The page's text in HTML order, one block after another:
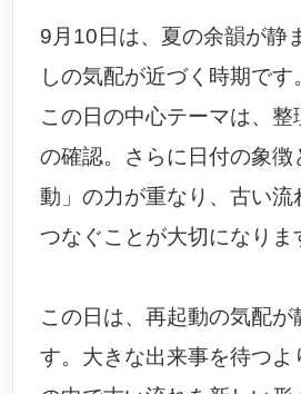
9月10日は、夏の余韻が静
しの気配が近づく時期です
この日の中心テーマは、整
の確認。さらに日付の象徴
動」の力が重なり、古い流
つなぐことが大切になりま
この日は、再起動の気配が
す。大きな出来事を待つよ